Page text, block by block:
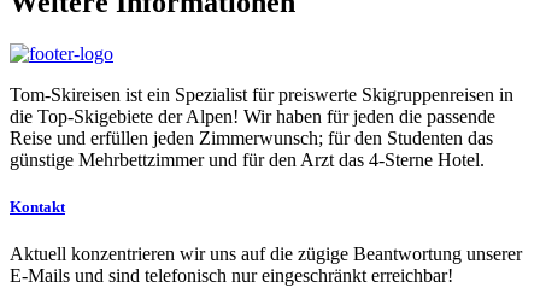
Tom-Skireisen ist ein Spezialist für preiswerte Skigruppenreisen in
die Top-Skigebiete der Alpen! Wir haben für jeden die passende
Reise und erfüllen jeden Zimmerwunsch; für den Studenten das
günstige Mehrbettzimmer und für den Arzt das 4-Sterne Hotel.
Kontakt
Aktuell konzentrieren wir uns auf die zügige Beantwortung unserer
E-Mails und sind telefonisch nur eingeschränkt erreichbar!